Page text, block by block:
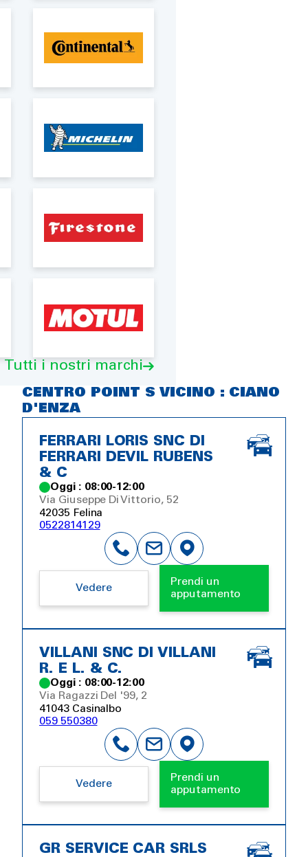
Tutti i nostri marchi
CENTRO POINT S VICINO : CIANO
D'ENZA
FERRARI LORIS SNC DI
FERRARI DEVIL RUBENS
& C
Oggi : 08:00-12:00
Via Giuseppe Di Vittorio, 52
42035 Felina
0522814129
Vedere
Prendi un
apputamento
VILLANI SNC DI VILLANI
R. E L. & C.
Oggi : 08:00-12:00
Via Ragazzi Del '99, 2
41043 Casinalbo
059 550380
Vedere
Prendi un
apputamento
GR SERVICE CAR SRLS